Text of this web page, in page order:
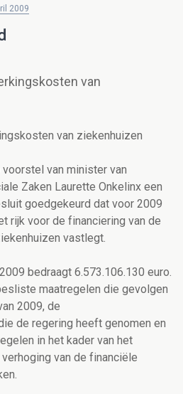
2009
van
van ziekenhuizen
van minister van
Zaken Laurette Onkelinx een
goedgekeurd dat voor 2009
rijk voor de financiering van de
vastlegt.
bedraagt 6.573.106.130 euro.
maatregelen die gevolgen
2009, de
de regering heeft genomen en
in het kader van het
van de financiële